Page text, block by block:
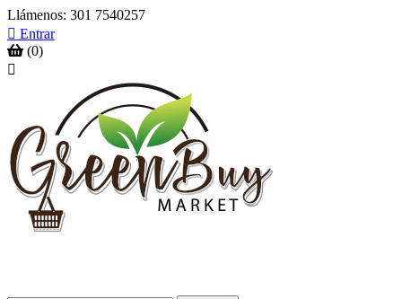
Llámenos: 301 7540257
 Entrar
(0)
